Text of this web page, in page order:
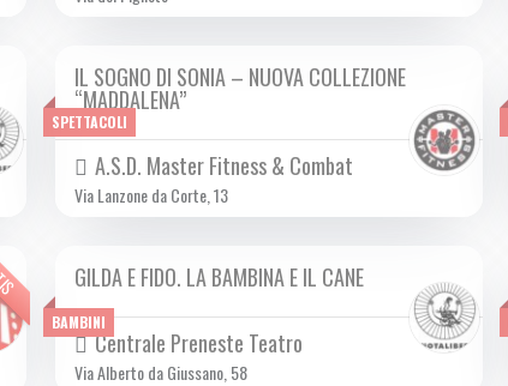
SPETTACOLI
DOM 03/12 2023
IL SOGNO DI SONIA – NUOVA COLLEZIONE
“MADDALENA”
A.S.D. Master Fitness & Combat
Via Lanzone da Corte, 13
BAMBINI
DOM 03/12 2023
GILDA E FIDO. LA BAMBINA E IL CANE
Centrale Preneste Teatro
Via Alberto da Giussano, 58